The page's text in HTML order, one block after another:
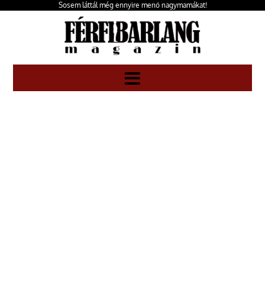
Sosem láttál még ennyire menő nagymamákat!